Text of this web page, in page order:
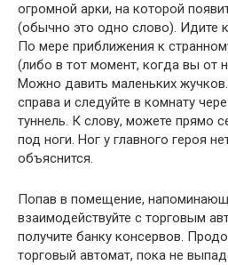
огромной арки, на которой
(обычно это одно слово). Идите
По мере приближения к
(либо в тот момент, когда вы от
Можно давить маленьких
справа и следуйте в комнату
туннель. К слову, можете прямо
под ноги. Ног у главного героя
объяснится.
Попав в помещение,
взаимодействуйте с торговым
получите банку консервов.
торговый автомат, пока не